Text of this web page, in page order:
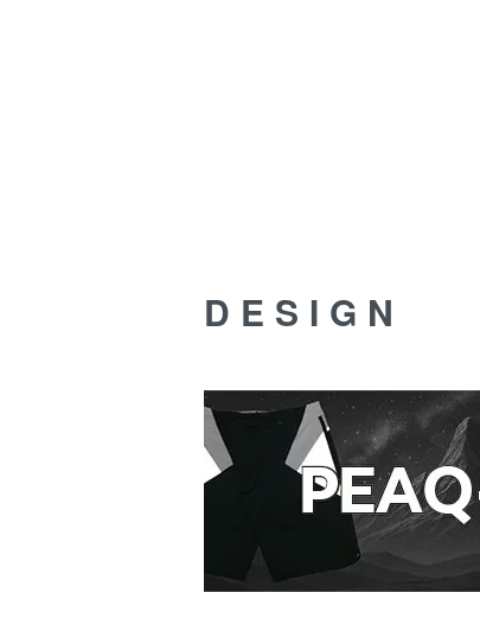
DESIGN